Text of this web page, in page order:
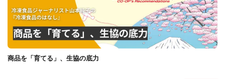
商品を「育てる」、生協の底力